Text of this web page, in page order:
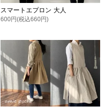
スマートエプロン 大人
600円(税込660円)